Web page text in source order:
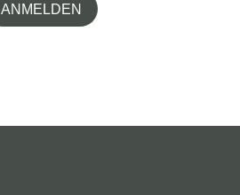
ANMELDEN